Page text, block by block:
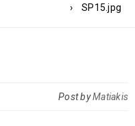
›
SP15.jpg
Post byMatiakis